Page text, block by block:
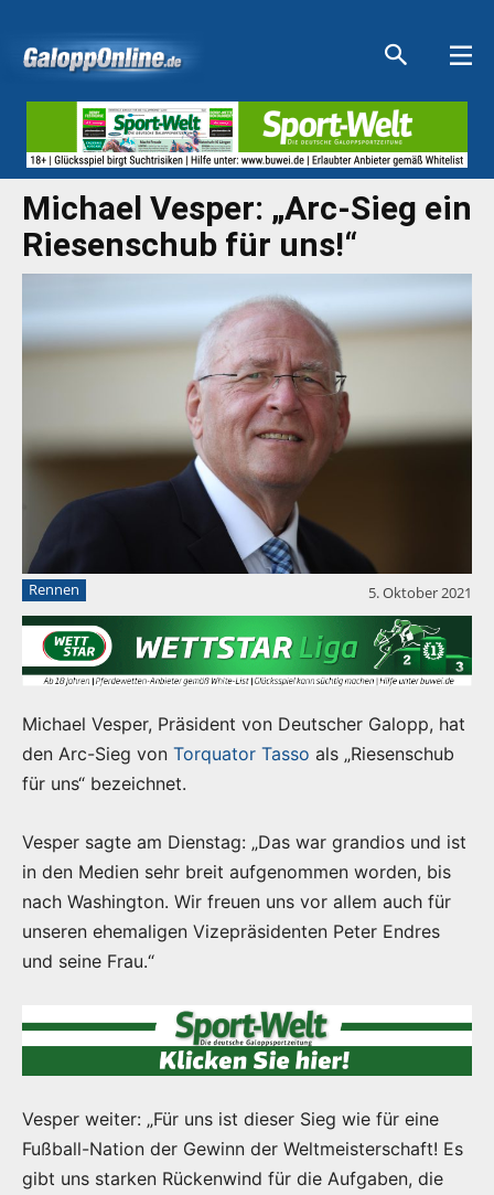
Michael Vesper: „Arc-Sieg ein
Riesenschub für uns!“
Rennen 5. Oktober 2021
Michael Vesper, Präsident von Deutscher Galopp, hat
den Arc-Sieg von Torquator Tasso als „Riesenschub
für uns“ bezeichnet.
Vesper sagte am Dienstag: „Das war grandios und ist
in den Medien sehr breit aufgenommen worden, bis
nach Washington. Wir freuen uns vor allem auch für
unseren ehemaligen Vizepräsidenten Peter Endres
und seine Frau.“
Vesper weiter: „Für uns ist dieser Sieg wie für eine
Fußball-Nation der Gewinn der Weltmeisterschaft! Es
gibt uns starken Rückenwind für die Aufgaben, die